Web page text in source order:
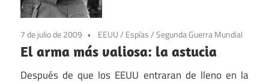
7 de julio de 2009 EEUU/ Espías/Segunda Guerra Mundial
El arma más valiosa: la astucia
Después de que los EEUU entraran de lleno en la